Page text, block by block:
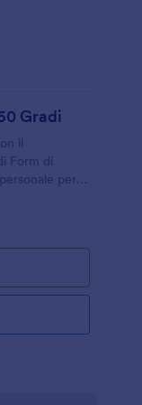
Gradi
il
Form di
per